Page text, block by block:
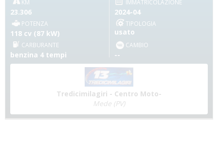
KM
23.306
IMMATRICOLAZIONE
2024-04
POTENZA
118 cv (87 kW)
TIPOLOGIA
usato
CARBURANTE
benzina 4 tempi
CAMBIO
--
Tredicimilagiri - Centro Moto-
Mede (PV)